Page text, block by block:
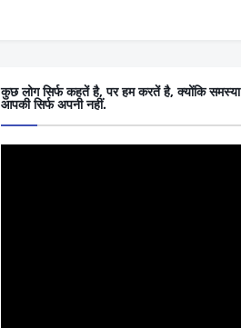
कुछ लोग सिर्फ कहतें है, पर हम करतें है, क्योंकि समस्या
आपकी सिर्फ अपनी नहीं.